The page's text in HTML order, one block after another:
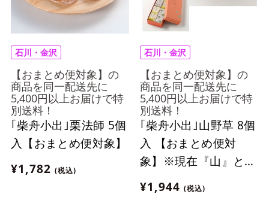
石川・金沢
【おまとめ便対象】の
商品を同一配送先に
5,400円以上お届けで特
別送料！
｢柴舟小出｣栗法師 5個
入【おまとめ便対象】
¥1,782 (税込)
石川・金沢
【おまとめ便対象】の
商品を同一配送先に
5,400円以上お届けで特
別送料！
｢柴舟小出｣山野草 8個
入 【おまとめ便対
象】※現在『山』と
『野』の詰合せになり
ます。
¥1,944 (税込)